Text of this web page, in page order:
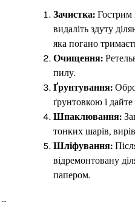
Зачистка: Гострим
видаліть здуту
яка погано
Очищення:
пилу.
Ґрунтування:
ґрунтовкою і
Шпаклювання:
тонких шарів,
Шліфування:
відремонтовану
папером.